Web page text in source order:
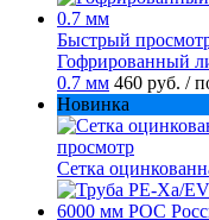
Быстрый
Гофрированный
0.7 мм 460 руб. /
Новинка
просмотр
Сетка